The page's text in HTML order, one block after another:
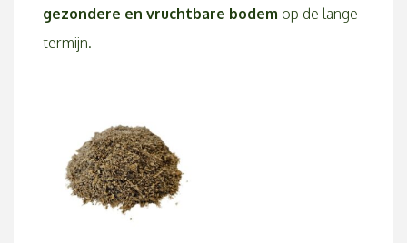
gezondere en vruchtbare bodem op de lange
termijn.